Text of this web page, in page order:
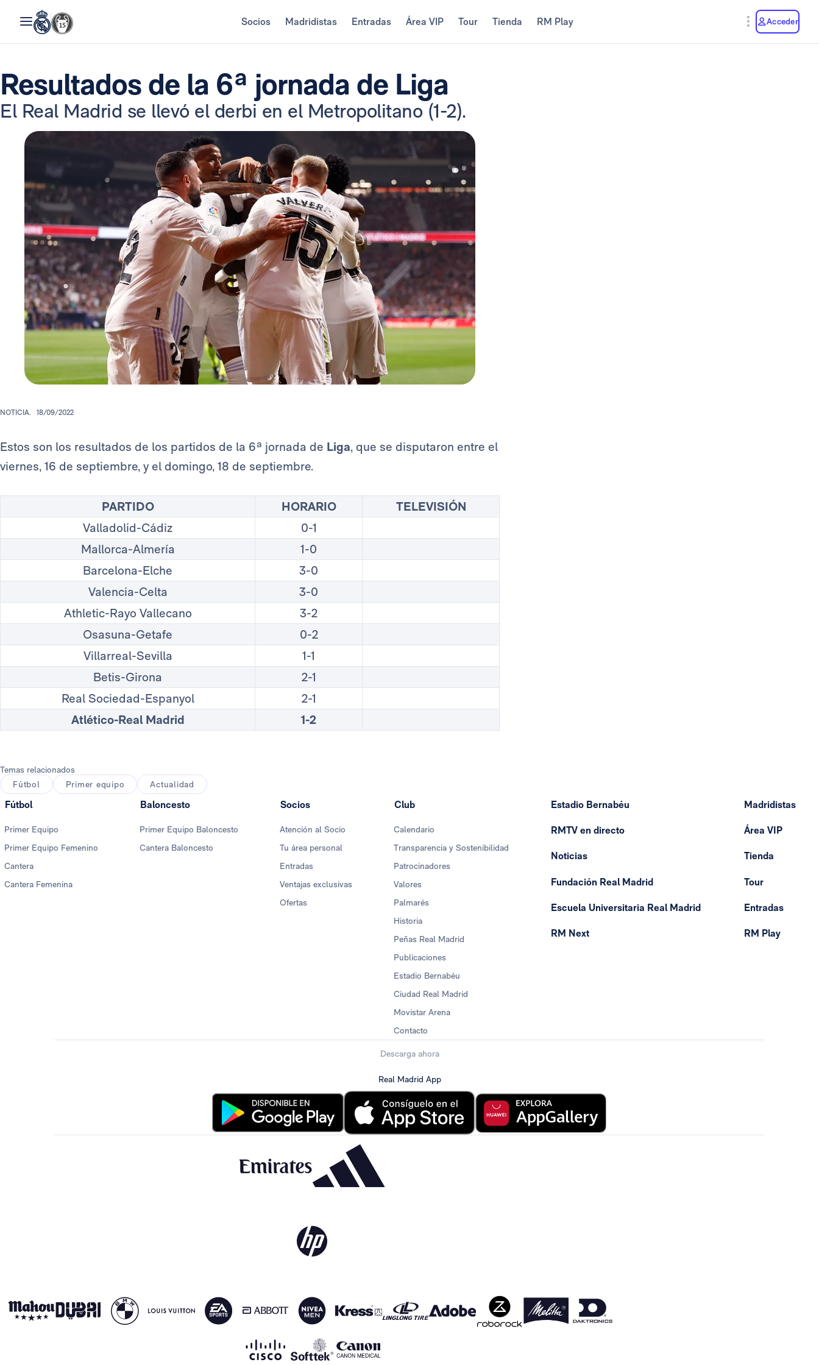
Socios Madridistas Entradas Área VIP Tour Tienda RM Play Acceder
Resultados de la 6ª jornada de Liga
El Real Madrid se llevó el derbi en el Metropolitano (1-2).
NOTICIA. 18/09/2022
Estos son los resultados de los partidos de la 6ª jornada de Liga, que se disputaron entre el
viernes, 16 de septiembre, y el domingo, 18 de septiembre.
PARTIDO HORARIO
TELEVISIÓN
Valladolid-Cádiz
0-1
Mallorca-Almería
1-0
Barcelona-Elche
3-0
Valencia-Celta
3-0
Athletic-Rayo Vallecano
3-2
Osasuna-Getafe
0-2
Villarreal-Sevilla
1-1
Betis-Girona
2-1
Real Sociedad-Espanyol
2-1
Atlético-Real Madrid
1-2
Temas relacionados
Fútbol
Primer equipo Actualidad
Fútbol
Primer Equipo
Primer Equipo Femenino
Cantera
Cantera Femenina
Baloncesto
Primer Equipo Baloncesto
Cantera Baloncesto
Socios
Atención al Socio
Tu área personal
Entradas
Ventajas exclusivas
Ofertas
Club
Calendario
Transparencia y Sostenibilidad
Patrocinadores
Valores
Palmarés
Historia
Peñas Real Madrid
Publicaciones
Estadio Bernabéu
Ciudad Real Madrid
Movistar Arena
Contacto
Estadio Bernabéu
RMTV en directo
Noticias
Fundación Real Madrid
Escuela Universitaria Real Madrid
RM Next
Madridistas
Área VIP
Tienda
Tour
Entradas
RM Play
Descarga ahora
Real Madrid App